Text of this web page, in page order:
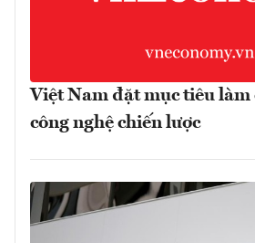
Việt Nam đặt mục tiêu
công nghệ chiến lược